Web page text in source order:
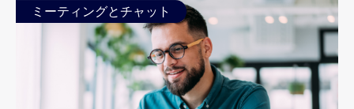
ミーティングとチャット